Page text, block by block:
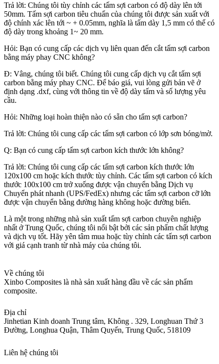
Trả lời: Chúng tôi tùy chỉnh các tấm sợi carbon có độ dày lên tới
50mm. Tấm sợi carbon tiêu chuẩn của chúng tôi được sản xuất với
độ chính xác lên tới ~ + 0.05mm, nghĩa là tấm dày 1,5 mm có thể có
độ dày trong khoảng 1~ 20 mm.
Hỏi: Bạn có cung cấp các dịch vụ liên quan đến cắt tấm sợi carbon
bằng máy phay CNC không?
Đ: Vâng, chúng tôi biết. Chúng tôi cung cấp dịch vụ cắt tấm sợi
carbon bằng máy phay CNC. Để báo giá, vui lòng gửi bản vẽ ở
định dạng .dxf, cùng với thông tin về độ dày tấm và số lượng yêu
cầu.
Hỏi: Những loại hoàn thiện nào có sẵn cho tấm sợi carbon?
Trả lời: Chúng tôi cung cấp các tấm sợi carbon có lớp sơn bóng/mờ.
Q: Bạn có cung cấp tấm sợi carbon kích thước lớn không?
Trả lời: Chúng tôi cung cấp các tấm sợi carbon kích thước lớn
120x100 cm hoặc kích thước tùy chỉnh. Các tấm sợi carbon có kích
thước 100x100 cm trở xuống được vận chuyển bằng Dịch vụ
Chuyển phát nhanh (UPS/FedEx) nhưng các tấm sợi carbon cỡ lớn
được vận chuyển bằng đường hàng không hoặc đường biển.
Là một trong những nhà sản xuất tấm sợi carbon chuyên nghiệp
nhất ở Trung Quốc, chúng tôi nổi bật bởi các sản phẩm chất lượng
và dịch vụ tốt. Hãy yên tâm mua hoặc tùy chỉnh các tấm sợi carbon
với giá cạnh tranh từ nhà máy của chúng tôi.
Về chúng tôi
Xinbo Composites là nhà sản xuất hàng đầu về các sản phẩm
composite.
Địa chỉ
Jinhetian Kinh doanh Trung tâm, Không . 329, Longhuan Thứ 3
Đường, Longhua Quận, Thâm Quyến, Trung Quốc, 518109
Liên hệ chúng tôi